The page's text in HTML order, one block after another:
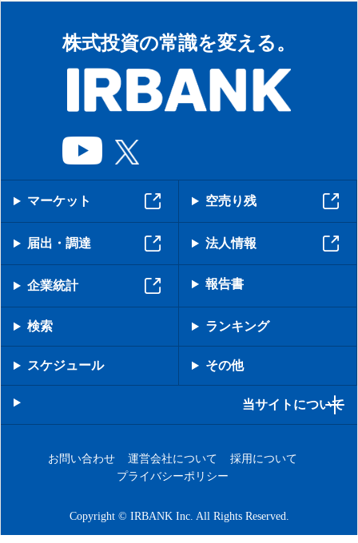
株式投資の常識を変える。
マーケット 空売り残
届出・調達 法人情報
企業統計 報告書
検索 ランキング
スケジュール その他
当サイトについて
お問い合わせ 運営会社について
採用について
プライバシーポリシー
Copyright © IRBANK Inc. All Rights Reserved.